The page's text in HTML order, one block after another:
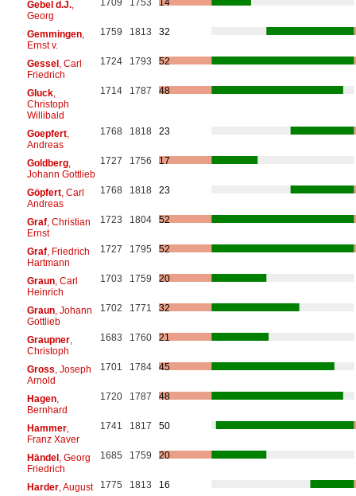
Gebel d.J.,
Georg
1709 1753 14
Gemmingen,
Ernst v.
1759 1813 32
Gessel, Carl
Friedrich
1724 1793 52
Gluck,
Christoph
Willibald
1714 1787 48
Goepfert,
Andreas
1768 1818 23
Goldberg,
Johann Gottlieb
1727 1756 17
Göpfert, Carl
Andreas
1768 1818 23
Graf, Christian
Ernst
1723 1804 52
Graf, Friedrich
Hartmann
1727 1795 52
Graun, Carl
Heinrich
1703 1759 20
Graun, Johann
Gottlieb
1702 1771 32
Graupner,
Christoph
1683 1760 21
Gross , Joseph
Arnold
1701 1784 45
Hagen,
Bernhard
1720 1787 48
Hammer,
Franz Xaver
1741 1817 50
Händel, Georg
Friedrich
1685 1759 20
Harder, August 1775 1813
16